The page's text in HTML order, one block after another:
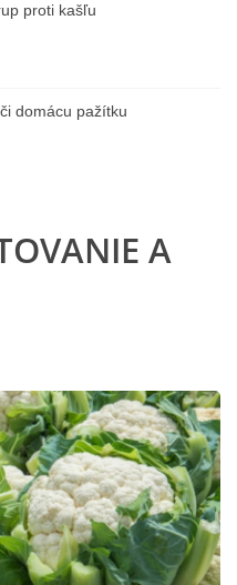
proti kašľu
domácu pažítku
A